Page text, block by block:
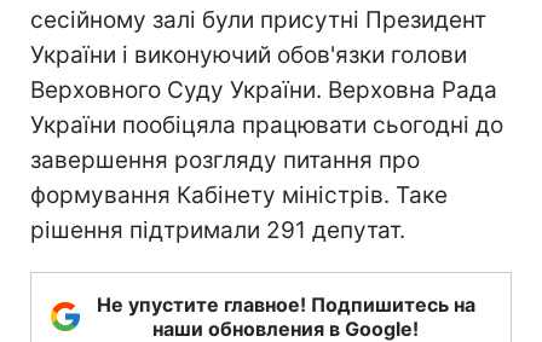
сесійному залі були присутні Президент
України і виконуючий обов'язки голови
Верховного Суду України. Верховна Рада
України пообіцяла працювати сьогодні до
завершення розгляду питання про
формування Кабінету міністрів. Таке
рішення підтримали 291 депутат.
Не упустите главное! Подпишитесь на
наши обновления в Google!